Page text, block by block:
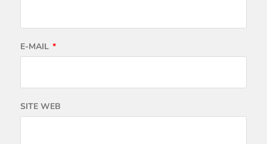
E-MAIL *
SITE WEB